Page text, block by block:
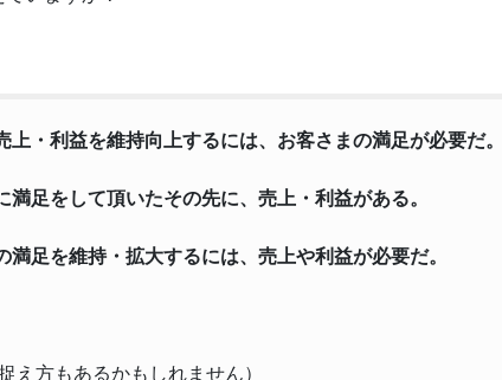
上・利益を維持向上するには、お客さまの満足が必要だ。
満足をして頂いたその先に、売上・利益がある。
満足を維持・拡大するには、売上や利益が必要だ。
え方もあるかもしれません）